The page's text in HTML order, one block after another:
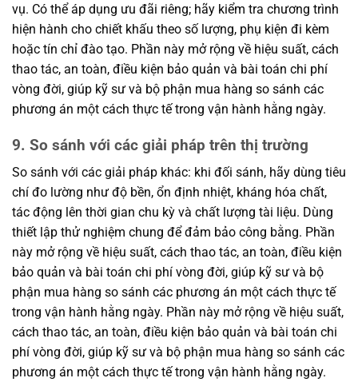
vụ. Có thể áp dụng ưu đãi riêng; hãy kiểm tra chương trình
hiện hành cho chiết khấu theo số lượng, phụ kiện đi kèm
hoặc tín chỉ đào tạo. Phần này mở rộng về hiệu suất, cách
thao tác, an toàn, điều kiện bảo quản và bài toán chi phí
vòng đời, giúp kỹ sư và bộ phận mua hàng so sánh các
phương án một cách thực tế trong vận hành hằng ngày.
9. So sánh với các giải pháp trên thị trường
So sánh với các giải pháp khác: khi đối sánh, hãy dùng tiêu
chí đo lường như độ bền, ổn định nhiệt, kháng hóa chất,
tác động lên thời gian chu kỳ và chất lượng tài liệu. Dùng
thiết lập thử nghiệm chung để đảm bảo công bằng. Phần
này mở rộng về hiệu suất, cách thao tác, an toàn, điều kiện
bảo quản và bài toán chi phí vòng đời, giúp kỹ sư và bộ
phận mua hàng so sánh các phương án một cách thực tế
trong vận hành hằng ngày. Phần này mở rộng về hiệu suất,
cách thao tác, an toàn, điều kiện bảo quản và bài toán chi
phí vòng đời, giúp kỹ sư và bộ phận mua hàng so sánh các
phương án một cách thực tế trong vận hành hằng ngày.